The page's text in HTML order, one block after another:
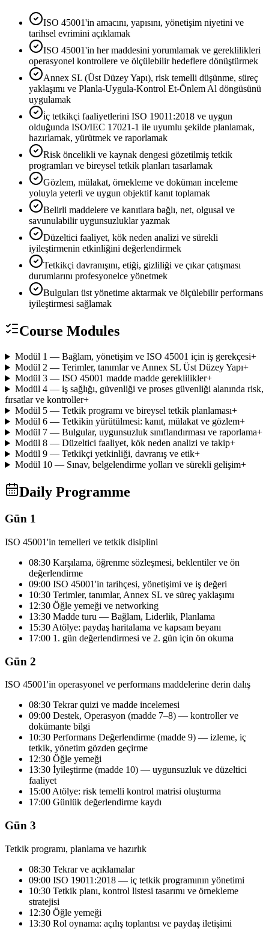
ISO 45001'in amacını, yapısını, yönetişim niyetini ve
tarihsel evrimini açıklamak
ISO 45001'in her maddesini yorumlamak ve gereklilikleri
operasyonel kontrollere ve ölçülebilir hedeflere dönüştürmek
Annex SL (Üst Düzey Yapı), risk temelli düşünme, süreç
yaklaşımı ve Planla-Uygula-Kontrol Et-Önlem Al döngüsünü
uygulamak
i̇ç tetkikçi faaliyetlerini ISO 19011:2018 ve uygun
olduğunda ISO/IEC 17021-1 ile uyumlu şekilde planlamak,
hazırlamak, yürütmek ve raporlamak
Risk öncelikli ve kaynak dengesi gözetilmiş tetkik
programları ve bireysel tetkik planları tasarlamak
Gözlem, mülakat, örnekleme ve doküman inceleme
yoluyla yeterli ve uygun objektif kanıt toplamak
Belirli maddelere ve kanıtlara bağlı, net, olgusal ve
savunulabilir uygunsuzluklar yazmak
Düzeltici faaliyet, kök neden analizi ve sürekli
iyileştirmenin etkinliğini değerlendirmek
Tetkikçi davranışını, etiği, gizliliği ve çıkar çatışması
durumlarını profesyonelce yönetmek
Bulguları üst yönetime aktarmak ve ölçülebilir performans
iyileştirmesi sağlamak
Course Modules
Modül 1 — Bağlam, yönetişim ve ISO 45001 için iş gerekçesi+
Modül 2 — Terimler, tanımlar ve Annex SL Üst Düzey Yapı+
Modül 3 — ISO 45001 madde madde gereklilikler+
Modül 4 — iş sağlığı, güvenliği ve proses güvenliği alanında risk,
fırsatlar ve kontroller+
Modül 5 — Tetkik programı ve bireysel tetkik planlaması+
Modül 6 — Tetkikin yürütülmesi: kanıt, mülakat ve gözlem+
Modül 7 — Bulgular, uygunsuzluk sınıflandırması ve raporlama+
Modül 8 — Düzeltici faaliyet, kök neden analizi ve takip+
Modül 9 — Tetkikçi yetkinliği, davranış ve etik+
Modül 10 — Sınav, belgelendirme yolları ve sürekli gelişim+
Daily Programme
Gün 1
ISO 45001'in temelleri ve tetkik disiplini
08:30 Karşılama, öğrenme sözleşmesi, beklentiler ve ön
değerlendirme
09:00 ISO 45001'in tarihçesi, yönetişimi ve iş değeri
10:30 Terimler, tanımlar, Annex SL ve süreç yaklaşımı
12:30 Öğle yemeği ve networking
13:30 Madde turu — Bağlam, Liderlik, Planlama
15:30 Atölye: paydaş haritalama ve kapsam beyanı
17:00 1. gün değerlendirmesi ve 2. gün için ön okuma
Gün 2
ISO 45001'in operasyonel ve performans maddelerine derin dalış
08:30 Tekrar quizi ve madde incelemesi
09:00 Destek, Operasyon (madde 7–8) — kontroller ve
dokümante bilgi
10:30 Performans Değerlendirme (madde 9) — izleme, iç
tetkik, yönetim gözden geçirme
12:30 Öğle yemeği
13:30 İyileştirme (madde 10) — uygunsuzluk ve düzeltici
faaliyet
15:00 Atölye: risk temelli kontrol matrisi oluşturma
17:00 Günlük değerlendirme kaydı
Gün 3
Tetkik programı, planlama ve hazırlık
08:30 Tekrar ve açıklamalar
09:00 ISO 19011:2018 — iç tetkik programının yönetimi
10:30 Tetkik planı, kontrol listesi tasarımı ve örnekleme
stratejisi
12:30 Öğle yemeği
13:30 Rol oynama: açılış toplantısı ve paydaş iletişimi